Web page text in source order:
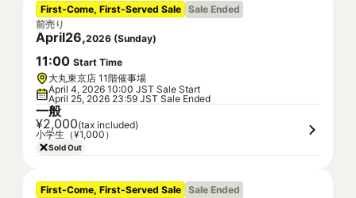
First-Come, First-Served Sale Sale Ended
前売り
April26,2026 (Sunday)
11:00 Start Time
大丸東京店 11階催事場
April 4, 2026 10:00 JST Sale Start
April 25, 2026 23:59 JST Sale Ended
一般
¥2,000(tax included)
小学生（¥1,000）
Sold Out
First-Come, First-Served Sale Sale Ended